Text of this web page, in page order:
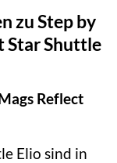
zu Step by
Star Shuttle
Reflect
Elio sind in